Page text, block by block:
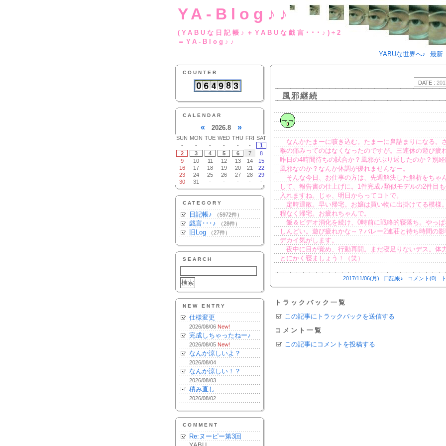
YA-Blog♪♪
(YABUな日記帳♪＋YABUな戯言･･
＝YA-Blog♪♪
YABUな世界へ♪
最新
COUNTER
CALENDAR
« 2026.8 »
SUN MON TUE WED THU FRI SAT
-
- - - - -
1
2
3 4 5 6 7
8
9
10 11 12 13 14
15
16
17 18 19 20 21
22
23
24 25 26 27 28
29
30
31 - - - - -
CATEGORY
日記帳♪ （5972件）
戯言･･･♪ （28件）
旧Log （27件）
SEARCH
NEW ENTRY
仕様変更
2026/08/06 New!
完成しちゃったねー♪
2026/08/05 New!
なんか涼しいよ？
2026/08/04
なんか涼しい！？
2026/08/03
積み直し
2026/08/02
COMMENT
Re:ヌーピー第3回
DATE :
風邪継続
なんかたまーに咳き込む。たまーに鼻詰まりになる。
喉の痛みってのはなくなったのですが。三連休の遊び疲
昨日の4時間待ちの試合か？風邪がぶり返したのか？別
風邪なのか？なんか体調が優れませんなー。
そんな今日、お仕事の方は、先週解決した解析をちゃ
して、報告書の仕上げに。1件完成♪類似モデルの2件目
入れますね。じゃ、明日からってコトで。
定時退散。早い帰宅。お嬢は買い物に出掛けてる模様
程なく帰宅。お疲れちゃんで。
飯＆ビデオ消化を続け、0時前に戦略的寝落ち。やっ
しんどい。遊び疲れかな～？バレー2連荘と待ち時間の
デカイ気がします。
夜中に目が覚め、行動再開。まだ寝足りないデス。体
とにかく寝ましょう！（笑）
2017/11/06(月) 日記帳♪ コメント(0)
トラックバック一覧
この記事にトラックバックを送信する
コメント一覧
この記事にコメントを投稿する